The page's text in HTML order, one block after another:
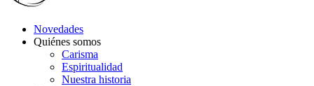
Novedades
Quiénes somos
Carisma
Espiritualidad
Nuestra historia